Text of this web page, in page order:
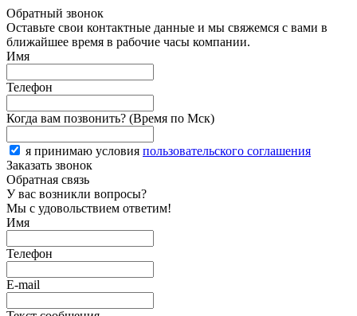
Обратный звонок
Оставьте свои контактные данные и мы свяжемся с вами в
ближайшее время в рабочие часы компании.
Имя
Телефон
Когда вам позвонить? (Время по Мск)
я принимаю условия пользовательского соглашения
Заказать звонок
Обратная связь
У вас возникли вопросы?
Мы с удовольствием ответим!
Имя
Телефон
E-mail